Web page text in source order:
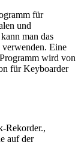
für
und
man das
Eine
wird von
für Keyboarder
Rekorder.,
auf der